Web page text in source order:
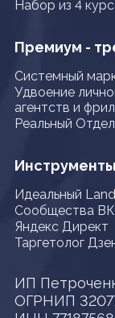
Набор из 4
Премиум -
Системный
Удвоение
агентств и
Реальный
Идеальный
Сообщества
Яндекс Директ
Таргетолог
ИП
ОГРНИП